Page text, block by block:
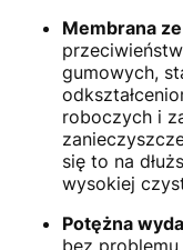
Membrana
gumowych,
roboczych i
się to na
wysokiej
Potężna
bez problemu